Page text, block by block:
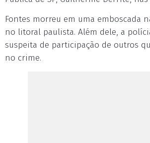
Fontes morreu em uma emboscada
no litoral paulista. Além dele, a
suspeita de participação de outros
no crime.